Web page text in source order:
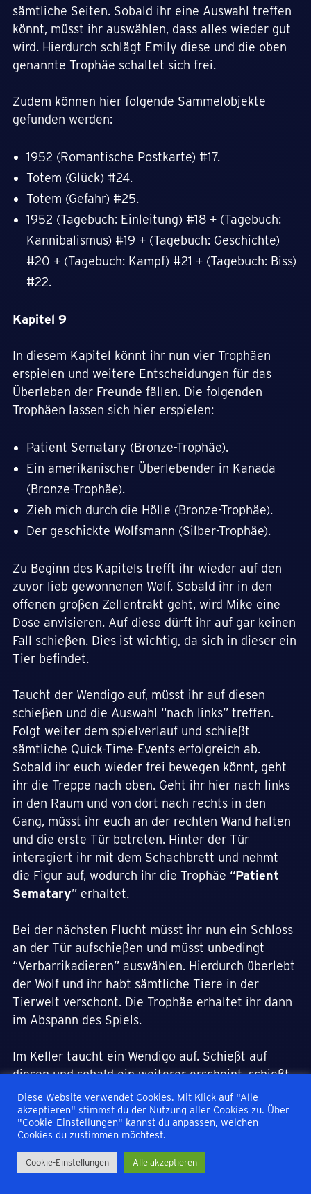
sämtliche Seiten. Sobald ihr eine Auswahl treffen
könnt, müsst ihr auswählen, dass alles wieder gut
wird. Hierdurch schlägt Emily diese und die oben
genannte Trophäe schaltet sich frei.
Zudem können hier folgende Sammelobjekte
gefunden werden:
1952 (Romantische Postkarte) #17.
Totem (Glück) #24.
Totem (Gefahr) #25.
1952 (Tagebuch: Einleitung) #18 + (Tagebuch:
Kannibalismus) #19 + (Tagebuch: Geschichte)
#20 + (Tagebuch: Kampf) #21 + (Tagebuch: Biss)
#22.
Kapitel 9
In diesem Kapitel könnt ihr nun vier Trophäen
erspielen und weitere Entscheidungen für das
Überleben der Freunde fällen. Die folgenden
Trophäen lassen sich hier erspielen:
Patient Sematary (Bronze-Trophäe).
Ein amerikanischer Überlebender in Kanada
(Bronze-Trophäe).
Zieh mich durch die Hölle (Bronze-Trophäe).
Der geschickte Wolfsmann (Silber-Trophäe).
Zu Beginn des Kapitels trefft ihr wieder auf den
zuvor lieb gewonnenen Wolf. Sobald ihr in den
offenen großen Zellentrakt geht, wird Mike eine
Dose anvisieren. Auf diese dürft ihr auf gar keinen
Fall schießen. Dies ist wichtig, da sich in dieser ein
Tier befindet.
Taucht der Wendigo auf, müsst ihr auf diesen
schießen und die Auswahl “nach links” treffen.
Folgt weiter dem spielverlauf und schließt
sämtliche Quick-Time-Events erfolgreich ab.
Sobald ihr euch wieder frei bewegen könnt, geht
ihr die Treppe nach oben. Geht ihr hier nach links
in den Raum und von dort nach rechts in den
Gang, müsst ihr euch an der rechten Wand halten
und die erste Tür betreten. Hinter der Tür
interagiert ihr mit dem Schachbrett und nehmt
die Figur auf, wodurch ihr die Trophäe “Patient
Sematary” erhaltet.
Bei der nächsten Flucht müsst ihr nun ein Schloss
an der Tür aufschießen und müsst unbedingt
“Verbarrikadieren” auswählen. Hierdurch überlebt
der Wolf und ihr habt sämtliche Tiere in der
Tierwelt verschont. Die Trophäe erhaltet ihr dann
im Abspann des Spiels.
Im Keller taucht ein Wendigo auf. Schießt auf
diesen und sobald ein weiterer erscheint, schießt
ihr auf die Fässer.
Spielt ihr nun Ashley, wird Chris sagen, dass ihr
unbedingt sagen, dass ihr ihn nicht zurücklasst.
Diese Website verwendet Cookies. Mit Klick auf "Alle
akzeptieren" stimmst du der Nutzung aller Cookies zu. Über
"Cookie-Einstellungen" kannst du anpassen, welchen
Cookies du zustimmen möchtest.
Cookie-Einstellungen Alle akzeptieren